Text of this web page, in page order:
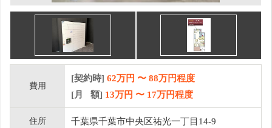
費用
[契約時] 62万円 〜 88万円程度
[月 額] 13万円 〜 17万円程度
住所 千葉県千葉市中央区祐光一丁目14-9